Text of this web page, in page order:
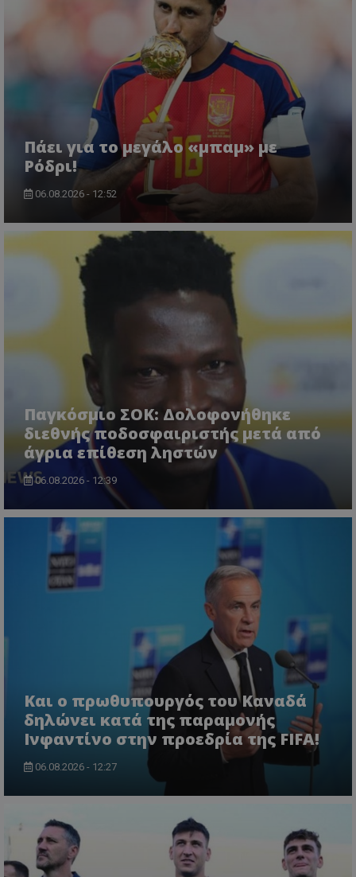
Πάει για το μεγάλο «μπαμ» με
Ρόδρι!
06.08.2026 - 12:52
Παγκόσμιο ΣΟΚ: Δολοφονήθηκε
διεθνής ποδοσφαιριστής μετά από
άγρια επίθεση ληστών
06.08.2026 - 12:39
Και ο πρωθυπουργός του Καναδά
δηλώνει κατά της παραμονής
Ινφαντίνο στην προεδρία της FIFA!
06.08.2026 - 12:27